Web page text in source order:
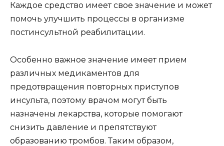
Каждое средство имеет свое значение и может
помочь улучшить процессы в организме
постинсультной реабилитации.
Особенно важное значение имеет прием
различных медикаментов для
предотвращения повторных приступов
инсульта, поэтому врачом могут быть
назначены лекарства, которые помогают
снизить давление и препятствуют
образованию тромбов. Таким образом,